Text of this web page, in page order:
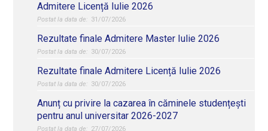
Admitere Licență Iulie 2026
31/07/2026
Rezultate finale Admitere Master Iulie 2026
30/07/2026
Rezultate finale Admitere Licență Iulie 2026
30/07/2026
Anunț cu privire la cazarea în căminele studențești
pentru anul universitar 2026-2027
27/07/2026